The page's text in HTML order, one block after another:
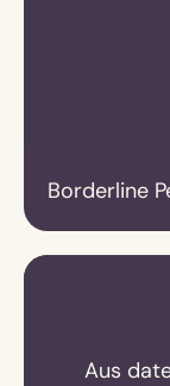
Borderline
Aus